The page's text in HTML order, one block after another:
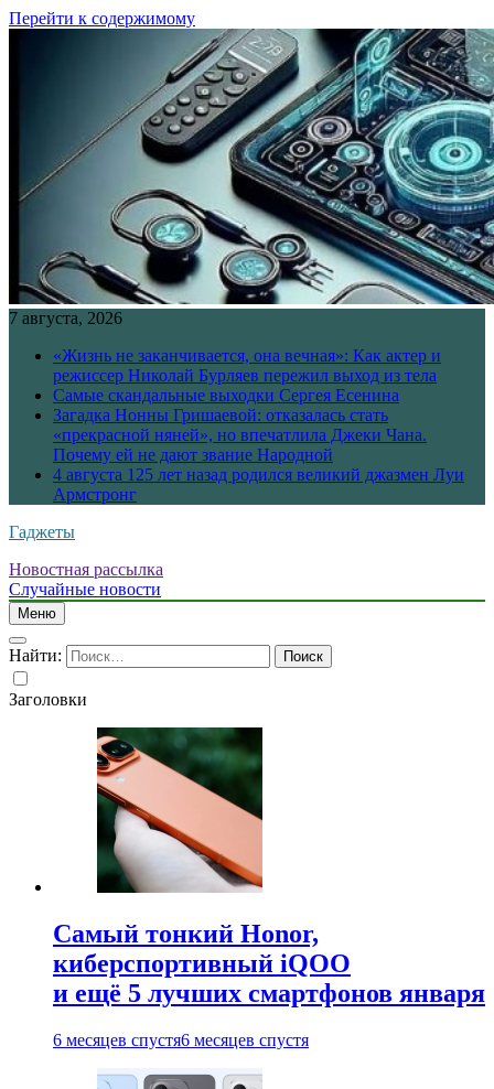
Перейти к содержимому
7 августа, 2026
«Жизнь не заканчивается, она вечная»: Как актер и
режиссер Николай Бурляев пережил выход из тела
Самые скандальные выходки Сергея Есенина
Загадка Нонны Гришаевой: отказалась стать
«прекрасной няней», но впечатлила Джеки Чана.
Почему ей не дают звание Народной
4 августа 125 лет назад родился великий джазмен Луи
Армстронг
Гаджеты
Новостная рассылка
Случайные новости
Меню
Найти:
Заголовки
Самый тонкий Honor,
киберспортивный iQOO
и ещё 5 лучших смартфонов января
6 месяцев спустя6 месяцев спустя